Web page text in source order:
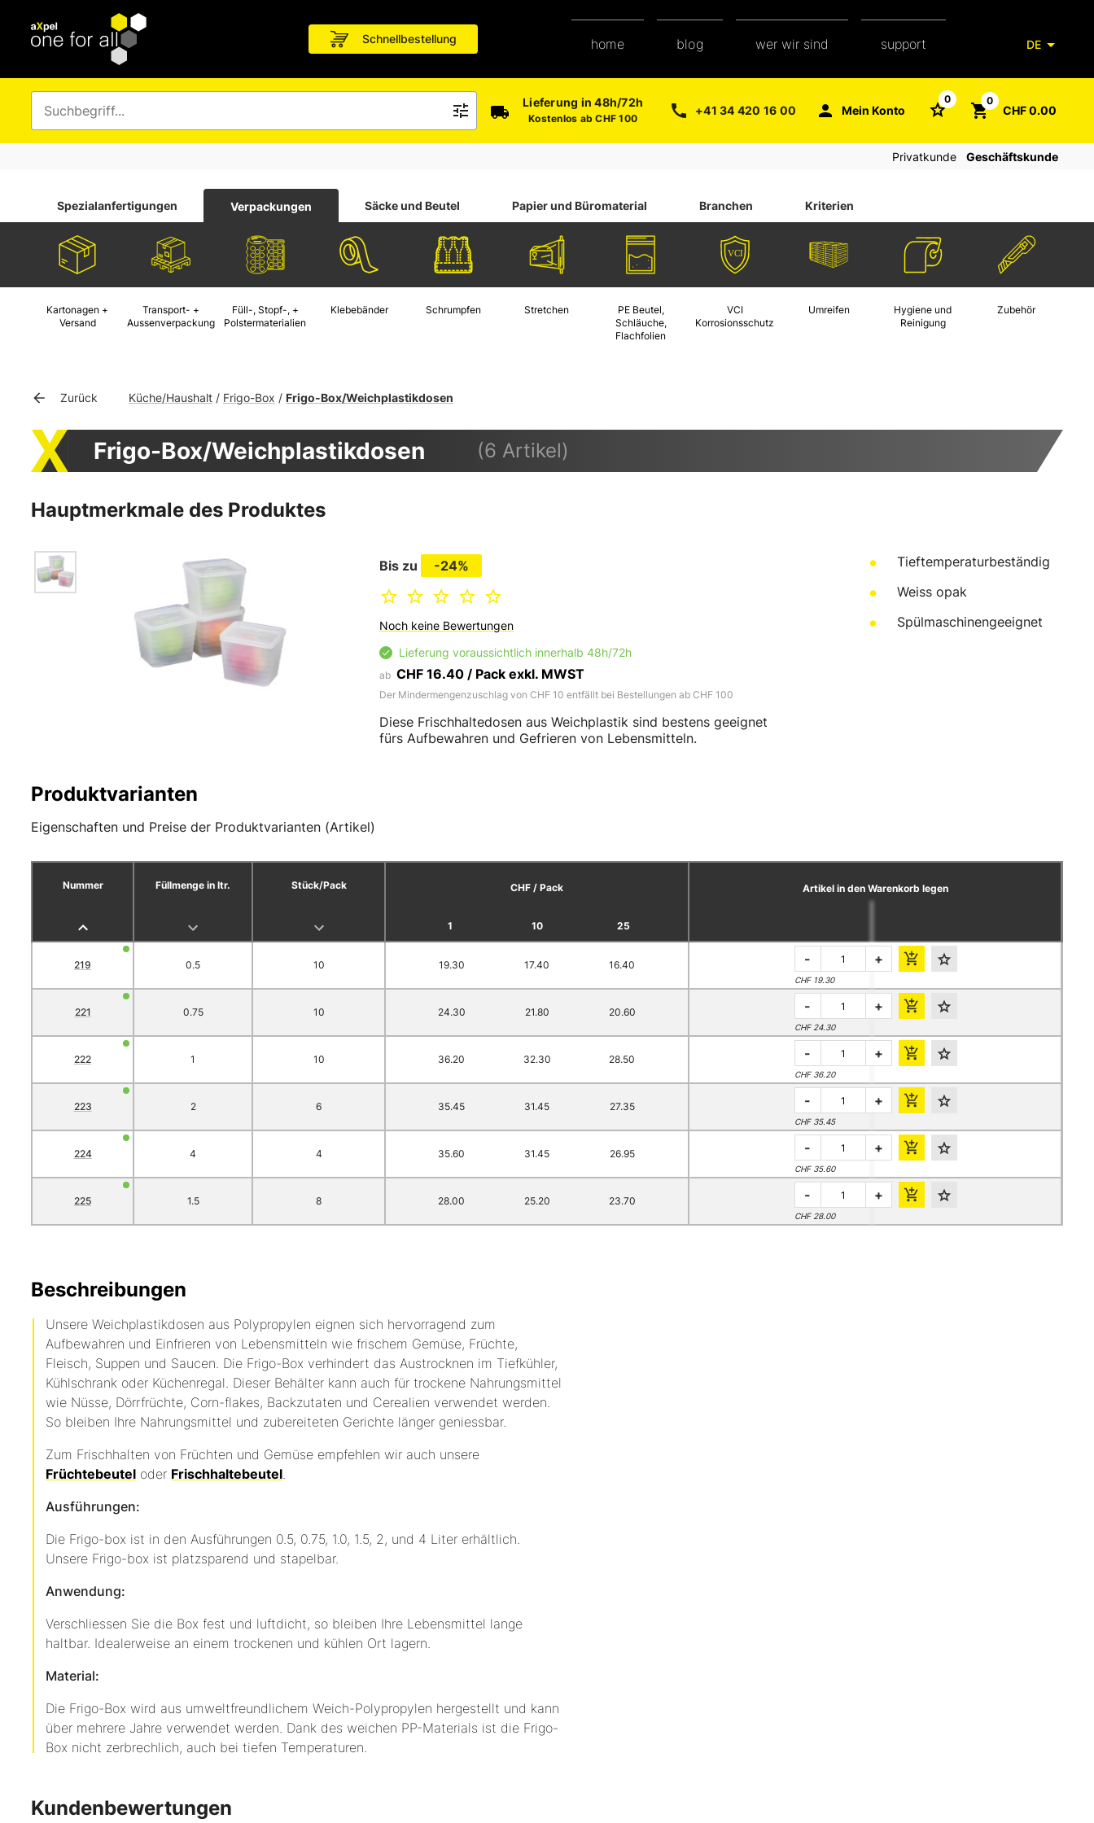
Schnellbestellung home
paper-shop
blog wer wir sind support
verpackungsglossar
faq
DE
Lieferung in 48h/72h
Kostenlos ab CHF 100
+41 34 420 16 00 Mein Konto
0 0
CHF 0.00
Privatkunde Geschäftskunde
Spezialanfertigungen Verpackungen Säcke und Beutel Papier und Büromaterial Branchen Kriterien
Kartonagen +
Versand
Transport- +
Aussenverpackung
Füll-, Stopf-, +
Polstermaterialien
Klebebänder Schrumpfen Stretchen
PE Beutel,
Schläuche,
Flachfolien
VCI
Korrosionsschutz
Umreifen
Hygiene und
Reinigung
Zubehör
Zurück Küche/Haushalt / Frigo-Box / Frigo-Box/Weichplastikdosen
Frigo-Box/Weichplastikdosen (6 Artikel)
Hauptmerkmale des Produktes
Bis zu -24%
Noch keine Bewertungen
Lieferung voraussichtlich innerhalb 48h/72h
ab CHF 16.40 / Pack exkl. MWST
Der Mindermengenzuschlag von CHF 10 entfällt bei Bestellungen ab CHF 100
Diese Frischhaltedosen aus Weichplastik sind bestens geeignet
fürs Aufbewahren und Gefrieren von Lebensmitteln.
Tieftemperaturbeständig
Weiss opak
Spülmaschinengeeignet
Produktvarianten
Eigenschaften und Preise der Produktvarianten (Artikel)
Nummer Füllmenge in ltr. Stück/Pack CHF / Pack
1 10 25
Artikel in den Warenkorb legen
219 0.5 10 19.30 17.40 16.40 - +
CHF 19.30
221 0.75 10 24.30 21.80 20.60 - +
CHF 24.30
222 1 10 36.20 32.30 28.50 - +
CHF 36.20
223 2 6 35.45 31.45 27.35 - +
CHF 35.45
224 4 4 35.60 31.45 26.95 - +
CHF 35.60
225 1.5 8 28.00 25.20 23.70 - +
CHF 28.00
Beschreibungen
Unsere Weichplastikdosen aus Polypropylen eignen sich hervorragend zum
Aufbewahren und Einfrieren von Lebensmitteln wie frischem Gemüse, Früchte,
Fleisch, Suppen und Saucen. Die Frigo-Box verhindert das Austrocknen im Tiefkühler,
Kühlschrank oder Küchenregal. Dieser Behälter kann auch für trockene Nahrungsmittel
wie Nüsse, Dörrfrüchte, Corn-flakes, Backzutaten und Cerealien verwendet werden.
So bleiben Ihre Nahrungsmittel und zubereiteten Gerichte länger geniessbar.
Zum Frischhalten von Früchten und Gemüse empfehlen wir auch unsere
Früchtebeutel oder Frischhaltebeutel.
Ausführungen:
Die Frigo-box ist in den Ausführungen 0.5, 0.75, 1.0, 1.5, 2, und 4 Liter erhältlich.
Unsere Frigo-box ist platzsparend und stapelbar.
Anwendung:
Verschliessen Sie die Box fest und luftdicht, so bleiben Ihre Lebensmittel lange
haltbar. Idealerweise an einem trockenen und kühlen Ort lagern.
Material:
Die Frigo-Box wird aus umweltfreundlichem Weich-Polypropylen hergestellt und kann
über mehrere Jahre verwendet werden. Dank des weichen PP-Materials ist die Frigo-
Box nicht zerbrechlich, auch bei tiefen Temperaturen.
Kundenbewertungen